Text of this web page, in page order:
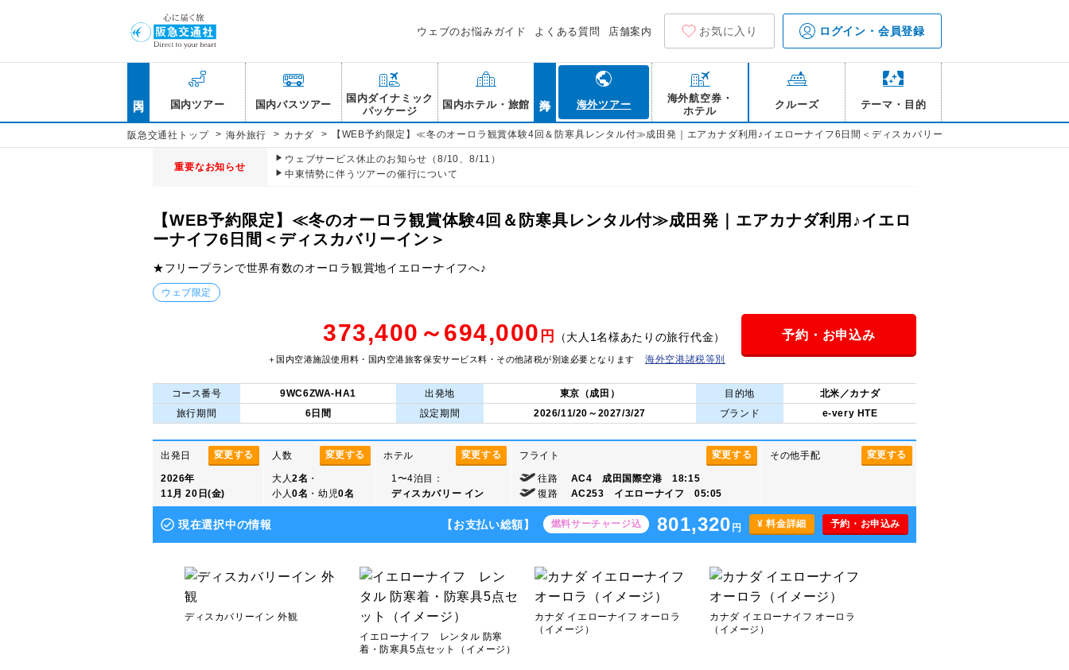
ウェブのお悩みガイド よくある質問 店舗案内 お気に入り ログイン・会員登録
国内ツアー 国内バスツアー
国内ダイナミック
パッケージ
国内ホテル・旅館 海外ツアー
海外航空券・
ホテル
クルーズ テーマ・目的
阪急交通社トップ > 海外旅行 > カナダ > 【WEB予約限定】≪冬のオーロラ観賞体験4回＆防寒具レンタル付≫成田発｜エアカナダ利用♪イエローナイフ6日間＜ディスカバリーイン＞
重要なお知らせ
ウェブサービス休止のお知らせ（8/10、8/11）
中東情勢に伴うツアーの催行について
【WEB予約限定】≪冬のオーロラ観賞体験4回＆防寒具レンタル付≫成田発｜エアカナダ利用♪イエロ
ーナイフ6日間＜ディスカバリーイン＞
★フリープランで世界有数のオーロラ観賞地イエローナイフへ♪
ウェブ限定
373,400～694,000 円 （大人1名様あたりの旅行代金）
＋国内空港施設使用料・国内空港旅客保安サービス料・その他諸税が別途必要となります 海外空港諸税等別
予約・お申込み
コース番号 9WC6ZWA-HA1 出発地 東京（成田） 目的地
北米／カナダ
旅行期間
6日間 設定期間 2026/11/20～2027/3/27 ブランド e-very HTE
変更する
出発日
2026年
11月 20日(金)
変更する
人数
大人2名 ・
小人0名 ・幼児0名
変更する
ホテル
1〜4泊目：
ディスカバリー イン
変更する
フライト
往路
AC4 成田国際空港 18:15
復路
AC253 イエローナイフ 05:05
変更する
その他手配
現在選択中の情報 【お支払い総額】 燃料サーチャージ込 801,320 円 ¥ 料金詳細 予約・お申込み
ディスカバリーイン 外観
イエローナイフ レンタル 防寒
着・防寒具5点セット（イメージ）
カナダ イエローナイフ オーロラ
（イメージ）
カナダ イエローナイフ オーロラ
（イメージ）